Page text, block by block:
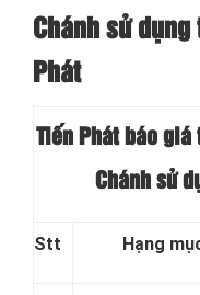
Chánh sử dụng
Phát
Tiến Phát báo
Chánh sử
Stt Hạng